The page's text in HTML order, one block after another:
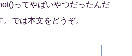
ってやばいやつだったんだ
では本文をどうぞ。